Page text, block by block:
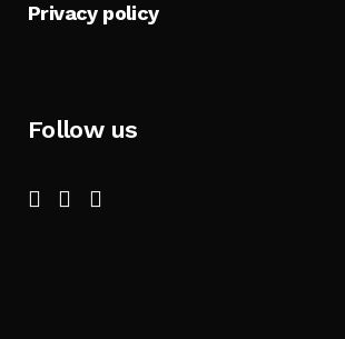
Privacy policy
Follow us